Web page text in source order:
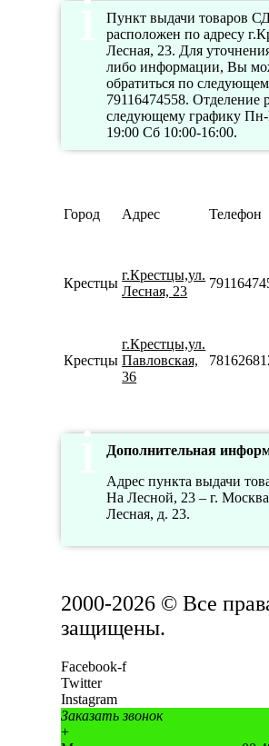
Пункт выдачи товаров
расположен по адресу
Лесная, 23. Для
либо информации, Вы
обратиться по
79116474558. Отделение
следующему графику
19:00 Сб 10:00-16:00.
Город Адрес Телефон
Крестцы
г.Крестцы,ул.
Лесная, 23
Крестцы
г.Крестцы,ул.
Павловская,
36
Дополнительная
Адрес пункта выдачи
На Лесной, 23 – г.
Лесная, д. 23.
2000-2026 © Все
защищены.
Facebook-f
Twitter
Instagram
Заказать звонок
+